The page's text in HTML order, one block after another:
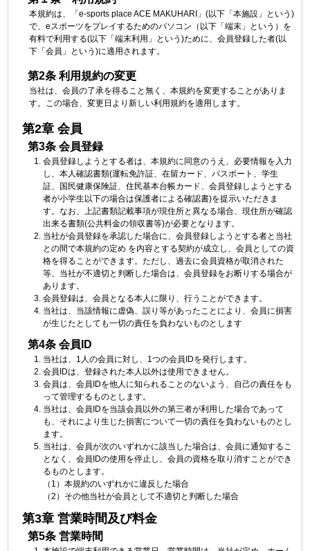
本規約は、「e-sports place ACE MAKUHARI」(以下「本施設」という)
で、eスポーツをプレイするためのパソコン（以下「端末」という）を
有料で利用する(以下「端末利用」という)ために、会員登録した者(以
下「会員」という)に適用されます。
第2条 利用規約の変更
当社は、会員の了承を得ること無く、本規約を変更することがありま
す。この場合、変更日より新しい利用規約を適用します。
第2章 会員
第3条 会員登録
会員登録しようとする者は、本規約に同意のうえ、必要情報を入力
し、本人確認書類(運転免許証、在留カード、パスポート、学生
証、国民健康保険証、住民基本台帳カード、会員登録しようとする
者が小学生以下の場合は保護者による確認書)を提示いただきま
す。なお、上記書類記載事項が現住所と異なる場合、現住所が確認
出来る書類(公共料金の領収書等)が必要となります。
当社が会員登録を承認した場合に、会員登録しようとする者と当社
との間で本規約の定め を内容とする契約が成立し、会員としての資
格を得ることができます。ただし、過去に会員資格が取消された
等、当社が不適切と判断した場合は、会員登録をお断りする場合が
あります。
会員登録は、会員となる本人に限り、行うことができます。
当社は、当該情報に虚偽、誤り等があったことにより、会員に損害
が生じたとしても一切の責任を負わないものとします
第4条 会員ID
当社は、1人の会員に対し、1つの会員IDを発行します。
会員IDは、登録された本人以外は使用できません。
会員は、会員IDを他人に知られることのないよう、自己の責任をも
って管理するものとします。
当社は、会員IDを当該会員以外の第三者が利用した場合であって
も、それにより生じた損害について一切の責任を負わないものとし
ます。
当社は、会員が次のいずれかに該当した場合は、会員に通知するこ
となく、会員IDの使用を停止し、会員の資格を取り消すことができ
るものとします。
（1）本規約のいずれかに違反した場合
（2）その他当社が会員として不適切と判断した場合
第3章 営業時間及び料金
第5条 営業時間